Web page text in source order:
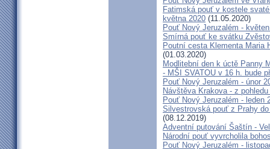
Fatimská pouť v kostele
května 2020 (11.05.2020)
Pouť Nový Jeruzalém -
Smírná pouť ke svátku
Poutní cesta Klementa Maria
(01.03.2020)
Modlitební den k úctě Panny
- MŠI SVATOU v 16 h. bude
Pouť Nový Jeruzalém - únor
Návštěva Krakova - z
Pouť Nový Jeruzalém - leden
Silvestrovská pouť z Prahy
(08.12.2019)
Adventní putování Šaštín -
Národní pouť vyvrcholila
Pouť Nový Jeruzalém -